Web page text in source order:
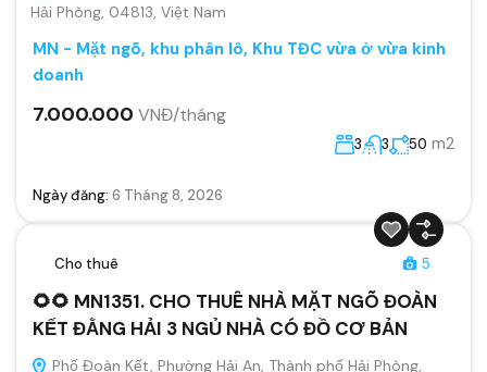
Hải Phòng, 04813, Việt Nam
MN - Mặt ngõ, khu phân lô, Khu TĐC vừa ở vừa kinh
doanh
7.000.000 VNĐ/tháng
3 3 50 m2
Ngày đăng: 6 Tháng 8, 2026
Cho thuê 5
🌻🌻 MN1351. CHO THUÊ NHÀ MẶT NGÕ ĐOÀN
KẾT ĐẰNG HẢI 3 NGỦ NHÀ CÓ ĐỒ CƠ BẢN
Phố Đoàn Kết, Phường Hải An, Thành phố Hải Phòng,